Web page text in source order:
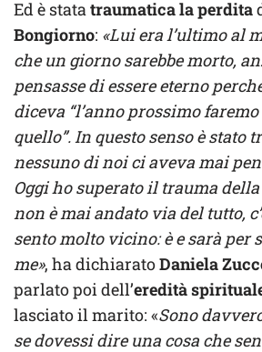
Ed è stata traumatica la perdita
Bongiorno: «Lui era l’ultimo al
che un giorno sarebbe morto,
pensasse di essere eterno
diceva “l’anno prossimo
quello”. In questo senso è stato
nessuno di noi ci aveva mai
Oggi ho superato il trauma
non è mai andato via del tutto,
sento molto vicino: è e sarà per
me», ha dichiaratoDaniela
parlato poi dell’eredità
lasciato il marito: «Sono
se dovessi dire una cosa che